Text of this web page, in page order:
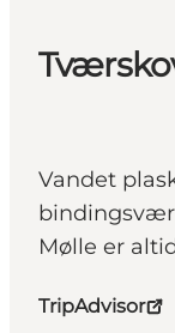
Vandet
Mølle er
TripAdvisor